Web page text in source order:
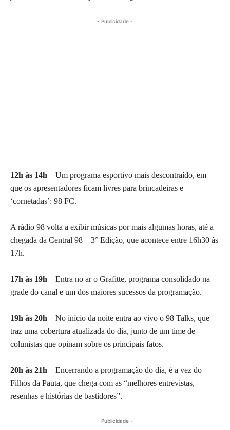
- Publicidade -
12h às 14h – Um programa esportivo mais descontraído, em
que os apresentadores ficam livres para brincadeiras e
‘cornetadas’: 98 FC.
A rádio 98 volta a exibir músicas por mais algumas horas, até a
chegada da Central 98 – 3° Edição, que acontece entre 16h30 às
17h.
17h às 19h – Entra no ar o Grafitte, programa consolidado na
grade do canal e um dos maiores sucessos da programação.
19h às 20h – No início da noite entra ao vivo o 98 Talks, que
traz uma cobertura atualizada do dia, junto de um time de
colunistas que opinam sobre os principais fatos.
20h às 21h – Encerrando a programação do dia, é a vez do
Filhos da Pauta, que chega com as “melhores entrevistas,
resenhas e histórias de bastidores”.
- Publicidade -